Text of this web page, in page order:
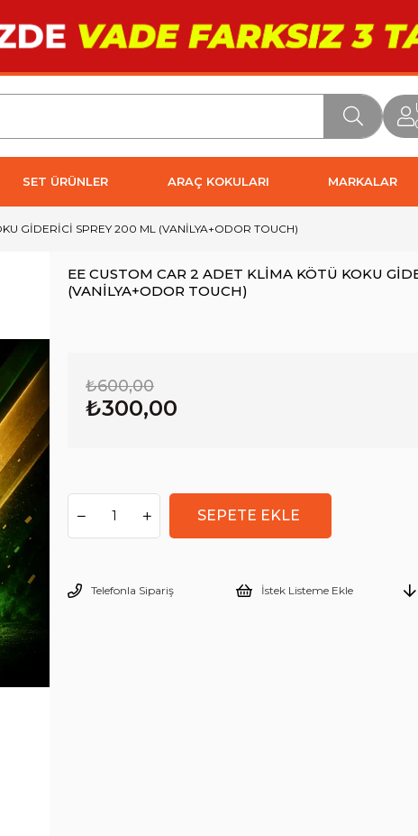
SET ÜRÜNLER ARAÇ KOKULARI MARKALAR
GİDERİCİ SPREY 200 ML (VANİLYA+ODOR TOUCH)
EE CUSTOM CAR 2 ADET KLİMA KÖTÜ KOKU
(VANİLYA+ODOR TOUCH)
₺600,00
₺300,00
Telefonla Sipariş İstek Listeme Ekle